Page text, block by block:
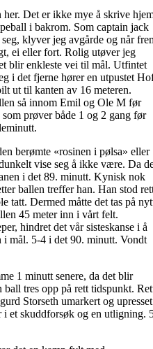
Det er ikke mye å skrive
i bakrom. Som captain jack
klyver jeg avgårde og når
ei eller fort. Rolig utøver jeg
blir enkleste vei til mål. Utfintet
i det fjerne hører en utpustet
ut til kanten av 16 meteren.
så innom Emil og Ole M før
prøver både 1 og 2 gang før
berømte «rosinen i pølsa» eller
vise seg å ikke være. Da
i det 89. minutt. Kynisk nok
ballen treffer han. Han stod
tatt. Dermed måtte det tas på
45 meter inn i vårt felt.
hindret det vår sisteskanse i å
i mål. 5-4 i det 90. minutt. Vondt
1 minutt senere, da det blir
tres opp på rett tidspunkt.
Storseth umarkert og upresset
i et skuddforsøk og en utligning.